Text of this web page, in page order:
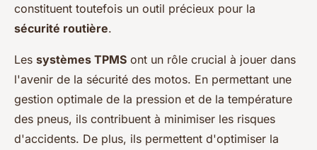
constituent toutefois un outil précieux pour la
sécurité routière.
Les systèmes TPMS ont un rôle crucial à jouer dans
l'avenir de la sécurité des motos. En permettant une
gestion optimale de la pression et de la température
des pneus, ils contribuent à minimiser les risques
d'accidents. De plus, ils permettent d'optimiser la